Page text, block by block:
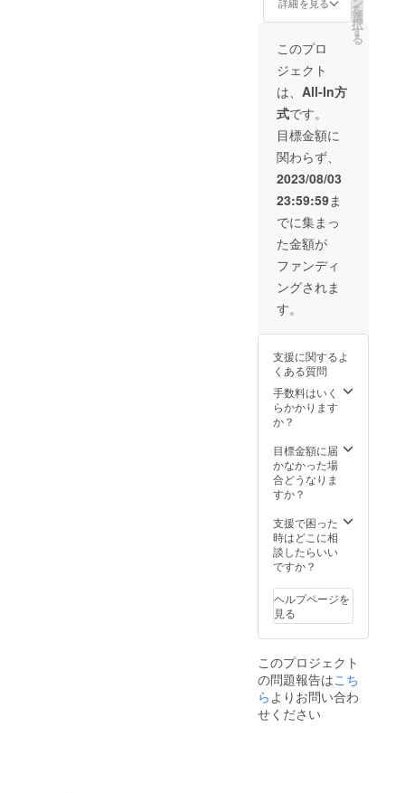
い。 ※
状況、
使用食
材の供
給状
況、製
造工程
上の都
合等に
荷時期
が遅れ
る場合
があり
ます。
合、正
規販売
価格が
販売予
定価格
より下
がる可
能性も
ござい
ます。
※デザイ
ン・仕
様は変
更にな
る可能
性もご
ざいま
す。ご
い。 ※
ご注文
状況、
使用食
材の供
給状
上の都
合等に
より出
る場合
があり
ます。
開封後
は冷蔵
庫で保
存し2，
3日以内
を目途
に与え
てくだ
さい。
・一般
販売予
定価格
585円 ※
送料360
円込 ※
皆様の
応援購
入によ
り量産
効率が
合、正
価格が
販売予
定価格
より下
がる可
ござい
ます。
※デザイ
ン・仕
更にな
る可能
性もご
ざいま
了承く
ださ
い。 ※
ご注文
使用食
材の供
給状
況、製
造工程
を
選
択
す
る
このプロ
ジェクト
は、 All-In方
式です。
目標金額に
関わらず、
2023/08/03
23:59:59ま
でに集まっ
た金額が
ファンディ
ングされま
す。
支援に関するよ
くある質問
手数料はいく
らかかります
か？
目標金額に届
かなかった場
合どうなりま
すか？
支援で困った
時はどこに相
談したらいい
ですか？
ヘルプページを
見る
このプロジェクト
の問題報告はこち
らよりお問い合わ
せください